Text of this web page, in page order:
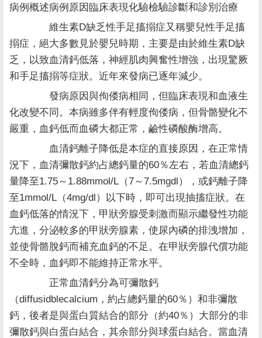
病例概述病例原因臨床表現化驗檢驗診斷和診別治療
維生素D缺乏性手足搐搦症又稱嬰兒性手足搐
搦症，絕大多數見於嬰兒時期，主要是由於維生素D缺
乏，以致血清鈣低落，神經肌肉興奮性增強，出現驚厥
和手足搐搦等症狀。近年來發病已逐年減少。
發病原因與佝偻病相同，但臨床表現和血液生
化改變不同。本病雖多伴有輕度佝偻病，但骨骼變化不
嚴重，血鈣低而血磷大都正常，鹼性磷酸酶增高。
血清鈣離子降低是本症的直接原因，在正常情
況下，血清彌散鈣約占總鈣量的60％左右，若血清總鈣
量降至1.75～1.88mmol/L（7～7.5mgdl），或鈣離子降
至1mmol/L（4mg/dl）以下時，即可出現抽搐症狀。在
血鈣低落的情況下，甲狀旁腺受刺激而顯示繼發性功能
亢進，分泌較多的甲狀旁腺素，使尿內磷的排洩增加，
並使骨骼脫鈣而補充血鈣的不足。在甲狀旁腺代償功能
不全時，血鈣即不能維持正常水平。
正常血清鈣分為可彌散鈣
（diffusidblecalcium，約占總鈣量的60％）和非彌散
鈣，後者是與蛋白質結合的部分（約40％）大部分的非
彌散鈣與白蛋白結合，其余部分與球蛋白結合。當血清